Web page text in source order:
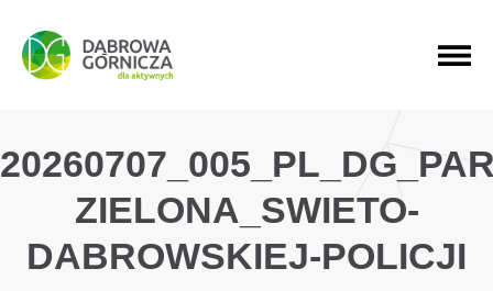
PRZEJDŹ DO MENU GŁÓWNEGO
PRZEJDŹ DO WYSZUKIWARKI
PRZEJDŹ DO TREŚCI
ZIELONA_SWIETO-
DABROWSKIEJ-POLICJI